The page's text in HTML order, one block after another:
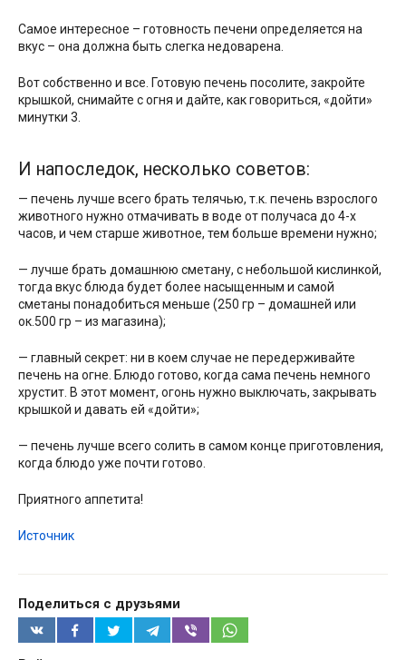
Самое интересное – готовность печени определяется на
вкус – она должна быть слегка недоварена.
Вот собственно и все. Готовую печень посолите, закройте
крышкой, снимайте с огня и дайте, как говориться, «дойти»
минутки 3.
И напоследок, несколько советов:
— печень лучше всего брать телячью, т.к. печень взрослого
животного нужно отмачивать в воде от получаса до 4-х
часов, и чем старше животное, тем больше времени нужно;
— лучше брать домашнюю сметану, с небольшой кислинкой,
тогда вкус блюда будет более насыщенным и самой
сметаны понадобиться меньше (250 гр – домашней или
ок.500 гр – из магазина);
— главный секрет: ни в коем случае не передерживайте
печень на огне. Блюдо готово, когда сама печень немного
хрустит. В этот момент, огонь нужно выключать, закрывать
крышкой и давать ей «дойти»;
— печень лучше всего солить в самом конце приготовления,
когда блюдо уже почти готово.
Приятного аппетита!
Источник
Поделиться с друзьями